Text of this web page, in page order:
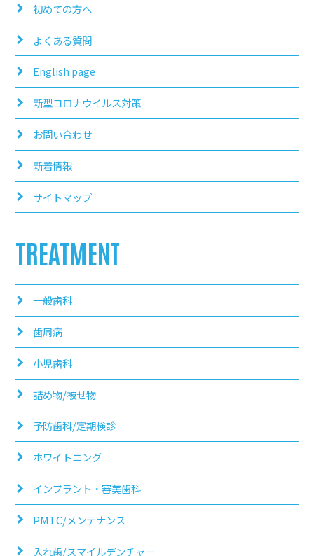
初めての方へ
よくある質問
English page
新型コロナウイルス対策
お問い合わせ
新着情報
サイトマップ
TREATMENT
一般歯科
歯周病
小児歯科
詰め物/被せ物
予防歯科/定期検診
ホワイトニング
インプラント・審美歯科
PMTC/メンテナンス
入れ歯/スマイルデンチャー